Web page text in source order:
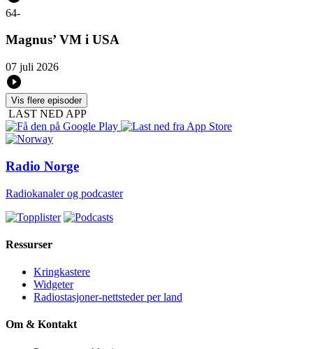
64-
Magnus’ VM i USA
07 juli 2026
Vis flere episoder
LAST NED APP
Radio Norge
Radiokanaler og podcaster
Ressurser
Kringkastere
Widgeter
Radiostasjoner-nettsteder per land
Om & Kontakt